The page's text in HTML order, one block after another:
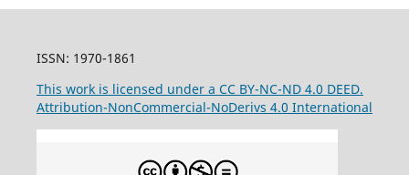
ISSN: 1970-1861
This work is licensed under a CC BY-NC-ND 4.0 DEED.
Attribution-NonCommercial-NoDerivs 4.0 International